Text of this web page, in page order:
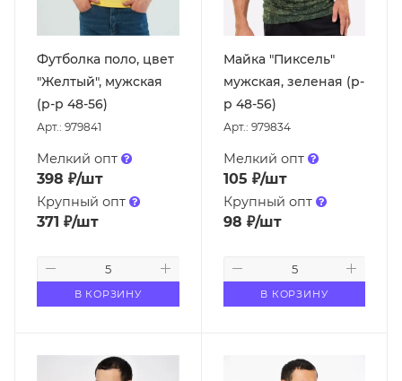
Футболка поло, цвет
"Желтый", мужская
(р-р 48-56)
Арт.: 979841
Мелкий опт
398 ₽/шт
Крупный опт
371 ₽/шт
В КОРЗИНУ
Майка "Пиксель"
мужская, зеленая (р-
р 48-56)
Арт.: 979834
Мелкий опт
105 ₽/шт
Крупный опт
98 ₽/шт
В КОРЗИНУ